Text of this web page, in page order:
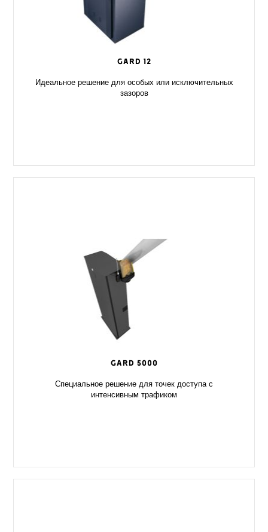
GARD 12
Идеальное решение для особых или исключительных
зазоров
GARD 5000
Специальное решение для точек доступа с
интенсивным трафиком